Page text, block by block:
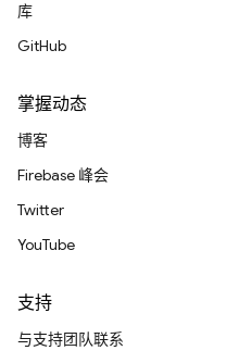
库
GitHub
掌握动态
博客
Firebase 峰会
Twitter
YouTube
支持
与支持团队联系